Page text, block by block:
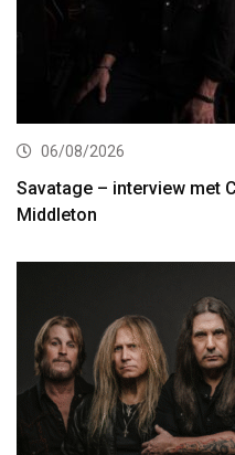
06/08/2026
Savatage – interview met
Middleton